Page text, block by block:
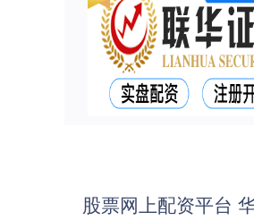
股票网上配资平台